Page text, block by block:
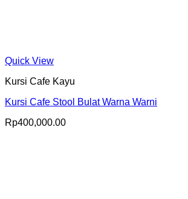
Quick View
Kursi Cafe Kayu
Kursi Cafe Stool Bulat Warna Warni
Rp400,000.00